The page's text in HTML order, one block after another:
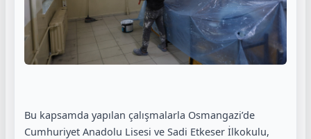
Bu kapsamda yapılan çalışmalarla Osmangazi’de
Cumhuriyet Anadolu Lisesi ve Sadi Etkeser İlkokulu,